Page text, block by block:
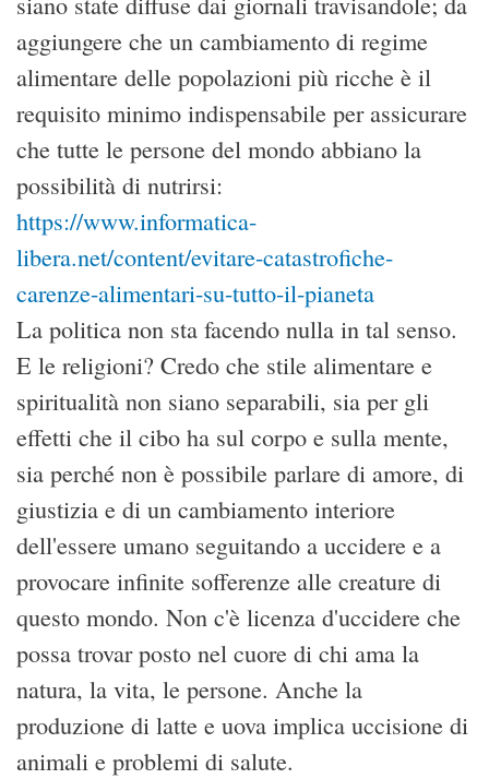
aggiungere che un cambiamento di regime
alimentare delle popolazioni più ricche è il
requisito minimo indispensabile per assicurare
che tutte le persone del mondo abbiano la
possibilità di nutrirsi:
https://www.informatica-
libera.net/content/evitare-catastrofiche-
carenze-alimentari-su-tutto-il-pianeta
La politica non sta facendo nulla in tal senso.
E le religioni? Credo che stile alimentare e
spiritualità non siano separabili, sia per gli
effetti che il cibo ha sul corpo e sulla mente,
sia perché non è possibile parlare di amore, di
giustizia e di un cambiamento interiore
dell'essere umano seguitando a uccidere e a
provocare infinite sofferenze alle creature di
questo mondo. Non c'è licenza d'uccidere che
possa trovar posto nel cuore di chi ama la
natura, la vita, le persone. Anche la
produzione di latte e uova implica uccisione di
animali e problemi di salute.